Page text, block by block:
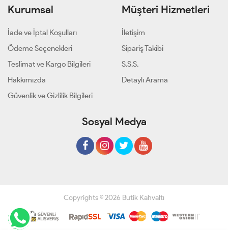
Kurumsal
İade ve İptal Koşulları
Ödeme Seçenekleri
Teslimat ve Kargo Bilgileri
Hakkımızda
Güvenlik ve Gizlilik Bilgileri
Müşteri Hizmetleri
İletişim
Sipariş Takibi
S.S.S.
Detaylı Arama
Sosyal Medya
Copyrights © 2026 Butik Kahvaltı